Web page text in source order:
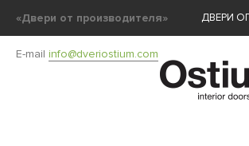
«Двери от производителя» ДВЕРИ
E-mail info@dveriostium.com